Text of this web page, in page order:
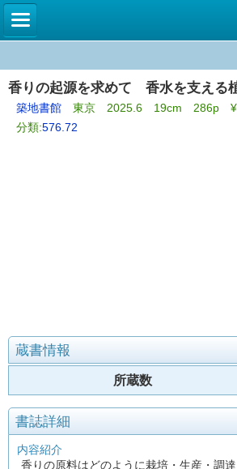
香りの起源を求めて 香水を支える
築地書館 東京 2025.6 19cm 286p ¥
分類:576.72
蔵書情報
所蔵数
書誌詳細
内容紹介
香りの原料はどのように栽培・生産・調